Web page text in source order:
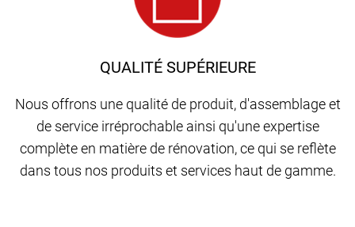
QUALITÉ SUPÉRIEURE
Nous offrons une qualité de produit, d'assemblage et
de service irréprochable ainsi qu'une expertise
complète en matière de rénovation, ce qui se reflète
dans tous nos produits et services haut de gamme.